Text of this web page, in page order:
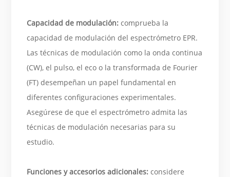
Capacidad de modulación: comprueba la
capacidad de modulación del espectrómetro EPR.
Las técnicas de modulación como la onda continua
(CW), el pulso, el eco o la transformada de Fourier
(FT) desempeñan un papel fundamental en
diferentes configuraciones experimentales.
Asegúrese de que el espectrómetro admita las
técnicas de modulación necesarias para su
estudio.
Funciones y accesorios adicionales: considere